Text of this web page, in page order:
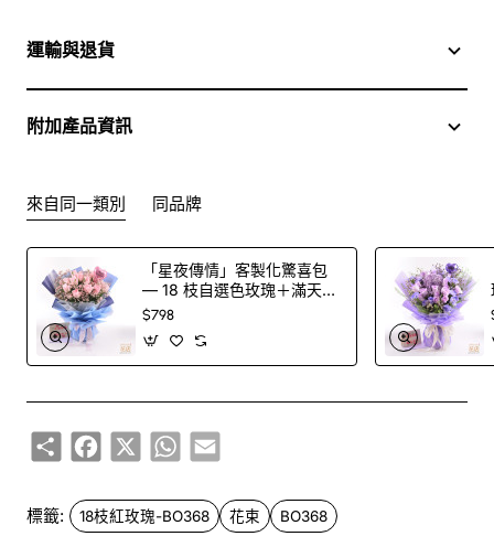
於花店訂花, 隨花束附送精美心意咭一張, 歡迎到本花店查詢
訂購鮮花及手工製品前,為保障客戶利益,請閱讀 條款及細則
此花束價格不適用於(情人節期間 4/2-16/2)
運輸與退貨
附加產品資訊
來自同一類別 同品牌
「星夜傳情」客製化驚喜包
— 18 枝自選色玫瑰＋滿天星
花束＋印字氣球（100 色玫
$798
ShareFacebook
X WhatsApp
Email
標籤: 18枝紅玫瑰-BO368 花束 BO368